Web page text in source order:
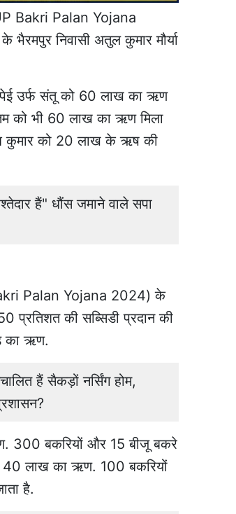
Bakri Palan Yojana
निवासी अतुल कुमार मौर्या
उर्फ संतू को 60 लाख का ऋण
को भी 60 लाख का ऋण मिला
कुमार को 20 लाख के ऋष की
हैं" धौंस जमाने वाले सपा
Palan Yojana 2024) के
प्रतिशत की सब्सिडी प्रदान की
का ऋण.
हैं सैकड़ों नर्सिंग होम,
300 बकरियों और 15 बीजू बकरे
लाख का ऋण. 100 बकरियों
है.